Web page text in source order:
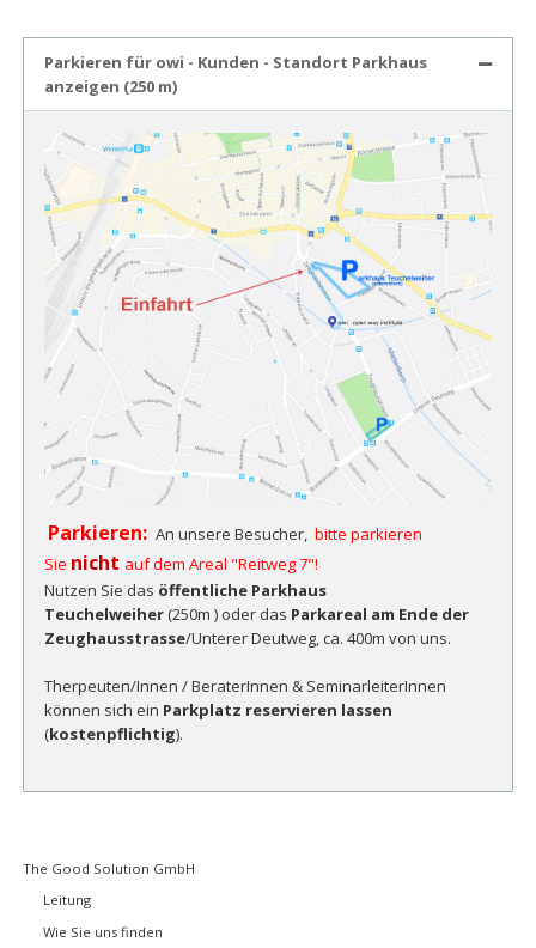
Parkieren für owi - Kunden - Standort Parkhaus
anzeigen (250 m)
Parkieren: An unsere Besucher, bitte parkieren
Sie nicht auf dem Areal "Reitweg 7"!
Nutzen Sie das öffentliche Parkhaus
Teuchelweiher(250m ) oder das Parkareal am Ende der
Zeughausstrasse/Unterer Deutweg, ca. 400m von uns.
Therpeuten/Innen / BeraterInnen & SeminarleiterInnen
können sich ein Parkplatz reservieren lassen
(kostenpflichtig).
Navigation
The Good Solution GmbH
Leitung
Wie Sie uns finden